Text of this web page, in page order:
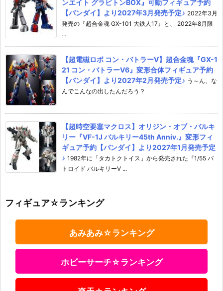
ンエイト グラビトンBOX』可動フィギュア予約
【バンダイ】より2027年3月発売予定♪ 2022年3月
発売の『超合金魂 GX-101 大鉄人17』と、 2022年8月限
...
【超電磁ロボ コン・バトラーV】超合金魂『GX-1
21 コン・バトラーV6』変形合体フィギュア予約
【バンダイ】より2027年2月発売予定♪ う～ん、な
んでこんなの出したんだろう？
【超時空要塞マクロス】オリジン・オブ・バルキ
リー『VF-1J バルキリー45th Anniv.』変形フィ
ギュア予約【バンダイ】より2027年1月発売予定
♪ 1982年に「タカトクトイス」から発売された『1/55 バ
トロイド バルキリーV ...
フィギュア☆ランキング
あみあみ☆ランキング
ホビーサーチ☆ランキング